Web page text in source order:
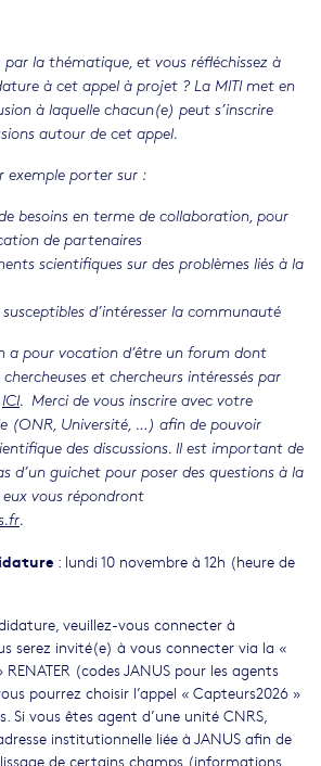
par la thématique, et vous réfléchissez à
à cet appel à projet ? La MITI met en
à laquelle chacun(e) peut s’inscrire
autour de cet appel.
exemple porter sur :
besoins en terme de collaboration, pour
de partenaires
scientifiques sur des problèmes liés à la
d’intéresser la communauté
a pour vocation d’être un forum dont
chercheuses et chercheurs intéressés par
ICI. Merci de vous inscrire avec votre
(ONR, Université, …) afin de pouvoir
des discussions. Il est important de
d’un guichet pour poser des questions à la
eux vous répondront
.
: lundi 10 novembre à 12h (heure de
veuillez-vous connecter à
serez invité(e) à vous connecter via la «
(codes JANUS pour les agents
pourrez choisir l’appel « Capteurs2026 »
Si vous êtes agent d’une unité CNRS,
institutionnelle liée à JANUS afin de
de certains champs (informations